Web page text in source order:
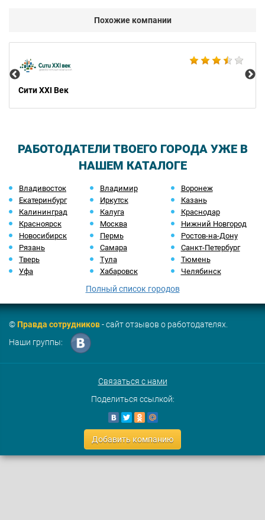
Похожие компании
Сити XXI Век
РАБОТОДАТЕЛИ ТВОЕГО ГОРОДА УЖЕ В
НАШЕМ КАТАЛОГЕ
Владивосток Владимир
Воронеж
Екатеринбург
Иркутск
Казань
Калининград
Калуга
Краснодар
Красноярск
Москва
Нижний Новгород
Новосибирск
Пермь
Ростов-на-Дону
Рязань
Самара
Санкт-Петербург
Тверь
Тула
Тюмень
Уфа
Хабаровск Челябинск
Полный список городов
©Правда сотрудников- сайт отзывов о работодателях.
Наши группы:
Связаться с нами
Поделиться ссылкой:
Добавить компанию